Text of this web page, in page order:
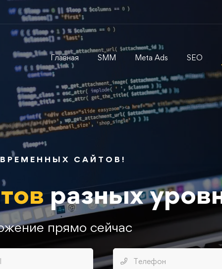
Главная SMM Meta Ads SEO
САЙТОВ!
разных
прямо сейчас